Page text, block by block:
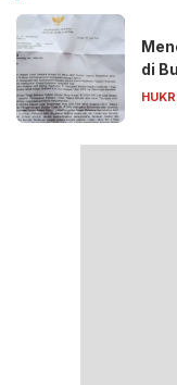
di